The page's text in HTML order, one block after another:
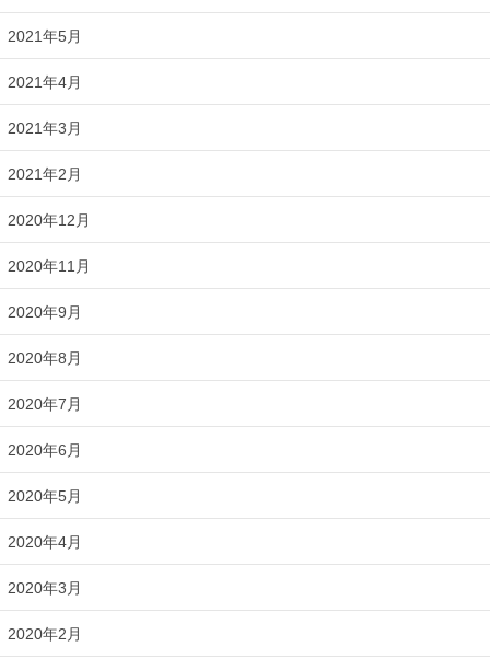
2021年5月
2021年4月
2021年3月
2021年2月
2020年12月
2020年11月
2020年9月
2020年8月
2020年7月
2020年6月
2020年5月
2020年4月
2020年3月
2020年2月